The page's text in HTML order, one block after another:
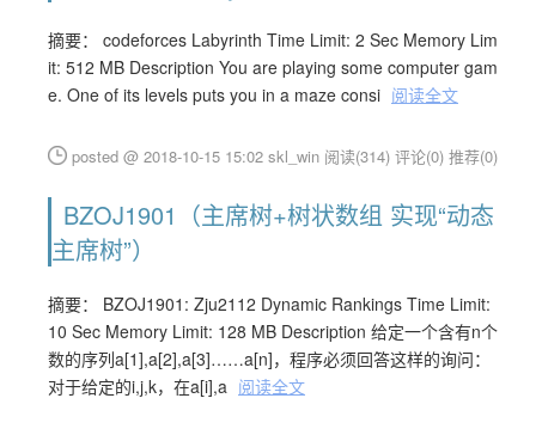
摘要： codeforces Labyrinth Time Limit: 2 Sec Memory Lim
it: 512 MB Description You are playing some computer gam
e. One of its levels puts you in a maze consi 阅读全文
posted @ 2018-10-15 15:02 skl_win 阅读(314) 评论(0) 推荐(0)
BZOJ1901（主席树+树状数组 实现“动态
主席树”）
摘要： BZOJ1901: Zju2112 Dynamic Rankings Time Limit:
10 Sec Memory Limit: 128 MB Description 给定一个含有n个
数的序列a[1],a[2],a[3]……a[n]，程序必须回答这样的询问：
对于给定的i,j,k，在a[i],a 阅读全文